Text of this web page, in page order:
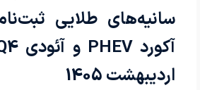
سانیه‌های طلایی
اردیبهشت 1405